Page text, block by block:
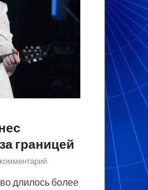
границей
длилось более